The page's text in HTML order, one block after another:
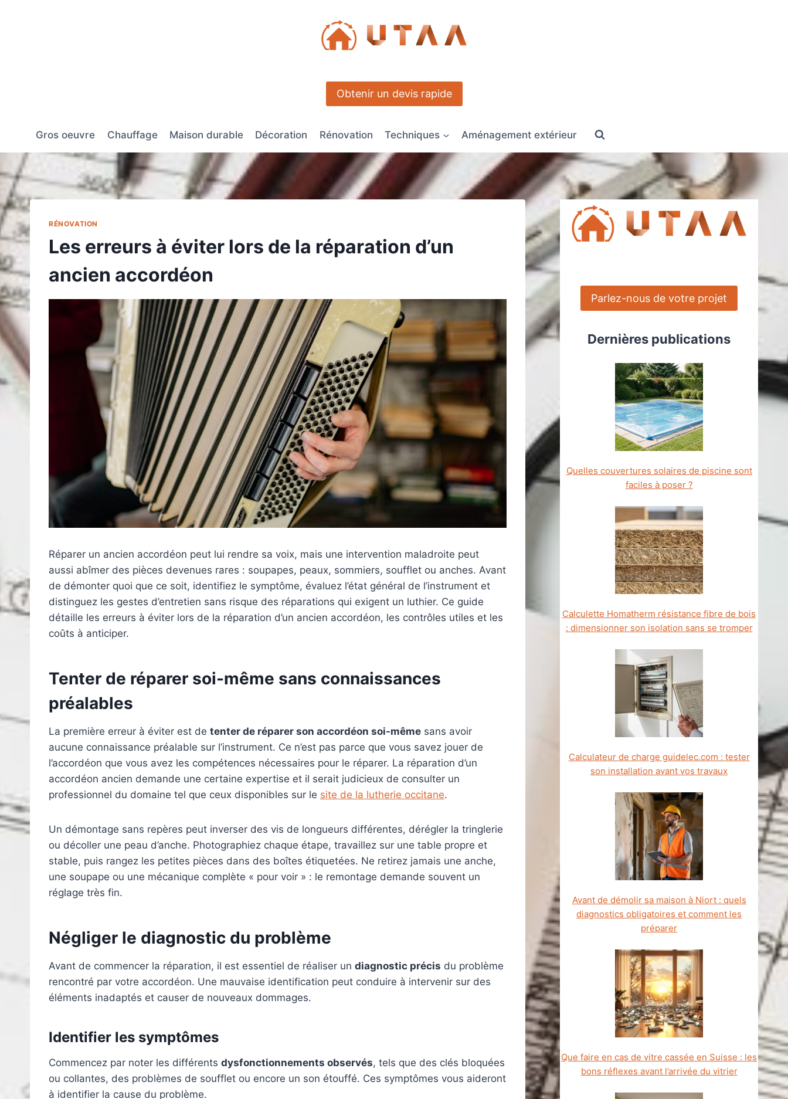
Obtenir un devis rapide
Gros oeuvre Chauffage Maison durable Décoration Rénovation Techniques Aménagement extérieur
RÉNOVATION
Les erreurs à éviter lors de la réparation d’un
ancien accordéon
Réparer un ancien accordéon peut lui rendre sa voix, mais une intervention maladroite peut
aussi abîmer des pièces devenues rares : soupapes, peaux, sommiers, soufflet ou anches. Avant
de démonter quoi que ce soit, identifiez le symptôme, évaluez l’état général de l’instrument et
distinguez les gestes d’entretien sans risque des réparations qui exigent un luthier. Ce guide
détaille les erreurs à éviter lors de la réparation d’un ancien accordéon, les contrôles utiles et les
coûts à anticiper.
Tenter de réparer soi-même sans connaissances
préalables
La première erreur à éviter est de tenter de réparer son accordéon soi-même sans avoir
aucune connaissance préalable sur l’instrument. Ce n’est pas parce que vous savez jouer de
l’accordéon que vous avez les compétences nécessaires pour le réparer. La réparation d’un
accordéon ancien demande une certaine expertise et il serait judicieux de consulter un
professionnel du domaine tel que ceux disponibles sur le site de la lutherie occitane.
Un démontage sans repères peut inverser des vis de longueurs différentes, dérégler la tringlerie
ou décoller une peau d’anche. Photographiez chaque étape, travaillez sur une table propre et
stable, puis rangez les petites pièces dans des boîtes étiquetées. Ne retirez jamais une anche,
une soupape ou une mécanique complète « pour voir » : le remontage demande souvent un
réglage très fin.
Négliger le diagnostic du problème
Avant de commencer la réparation, il est essentiel de réaliser un diagnostic précis du problème
rencontré par votre accordéon. Une mauvaise identification peut conduire à intervenir sur des
éléments inadaptés et causer de nouveaux dommages.
Identifier les symptômes
Commencez par noter les différents dysfonctionnements observés, tels que des clés bloquées
ou collantes, des problèmes de soufflet ou encore un son étouffé. Ces symptômes vous aideront
à identifier la cause du problème.
Parlez-nous de votre projet
Dernières publications
Quelles couvertures solaires de piscine sont
faciles à poser ?
Calculette Homatherm résistance fibre de bois
: dimensionner son isolation sans se tromper
Calculateur de charge guidelec.com : tester
son installation avant vos travaux
Avant de démolir sa maison à Niort : quels
diagnostics obligatoires et comment les
préparer
Que faire en cas de vitre cassée en Suisse : les
bons réflexes avant l’arrivée du vitrier